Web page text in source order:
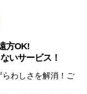
方OK!
いサービス！
らわしさを解消！ご